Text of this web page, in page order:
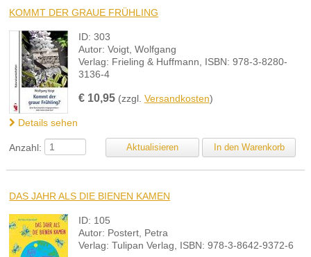
KOMMT DER GRAUE FRÜHLING
ID: 303
Autor: Voigt, Wolfgang
Verlag: Frieling & Huffmann, ISBN: 978-3-8280-
3136-4
€10,95 (zzgl. Versandkosten)
Details sehen
Anzahl:
DAS JAHR ALS DIE BIENEN KAMEN
ID: 105
Autor: Postert, Petra
Verlag: Tulipan Verlag, ISBN: 978-3-8642-9372-6